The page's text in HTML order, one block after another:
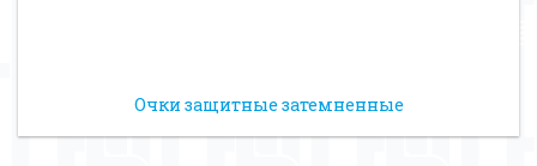
Очки защитные затемненные